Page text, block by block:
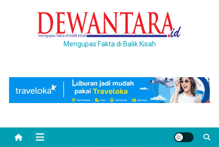
Mengupas Fakta di Balik Kisah